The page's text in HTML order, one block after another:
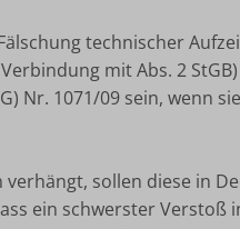
technischer
mit Abs. 2
Nr. 1071/09 sein,
sollen diese in
ein schwerster